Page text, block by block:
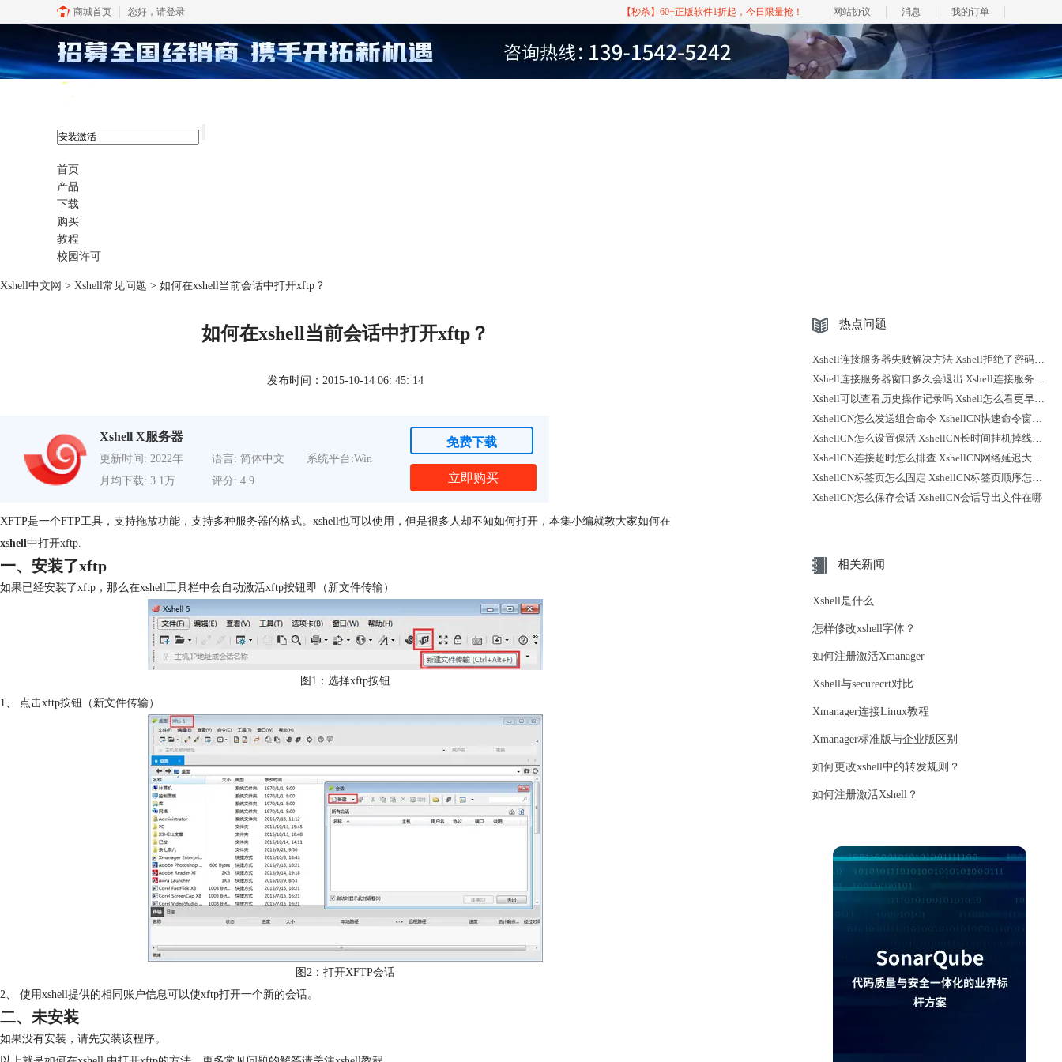
商城首页 您好， 请登录 【秒杀】60+正版软件1折起，今日限量抢！ 网站协议 消息 我的订单
首页
产品
下载
购买
教程
校园许可
Xshell中文网 > Xshell常见问题 > 如何在xshell当前会话中打开xftp？
如何在xshell当前会话中打开xftp？
发布时间：2015-10-14 06: 45: 14
Xshell X服务器
更新时间: 2022年 语言: 简体中文
系统平台:Win
月均下载: 3.1万
评分: 4.9
免费下载
立即购买
XFTP是一个FTP工具，支持拖放功能，支持多种服务器的格式。xshell也可以使用，但是很多人却不知如何打开，本集小编就教大家如何在
xshell中打开xftp.
一、安装了xftp
如果已经安装了xftp，那么在xshell工具栏中会自动激活xftp按钮即（新文件传输）
图1：选择xftp按钮
1、 点击xftp按钮（新文件传输）
图2：打开XFTP会话
2、 使用xshell提供的相同账户信息可以使xftp打开一个新的会话。
二、未安装
如果没有安装，请先安装该程序。
热点问题
Xshell连接服务器失败解决方法 Xshell拒绝了密码怎么回事
Xshell连接服务器窗口多久会退出 Xshell连接服务器时不弹出登录提示
Xshell可以查看历史操作记录吗 Xshell怎么看更早之前的记录
XshellCN怎么发送组合命令 XshellCN快速命令窗口怎么打开
XshellCN怎么设置保活 XshellCN长时间挂机掉线怎么减少
XshellCN连接超时怎么排查 XshellCN网络延迟大怎么优化
XshellCN标签页怎么固定 XshellCN标签页顺序怎么调整
XshellCN怎么保存会话 XshellCN会话导出文件在哪
相关新闻
Xshell是什么
怎样修改xshell字体？
如何注册激活Xmanager
Xshell与securecrt对比
Xmanager连接Linux教程
Xmanager标准版与企业版区别
如何更改xshell中的转发规则？
如何注册激活Xshell？